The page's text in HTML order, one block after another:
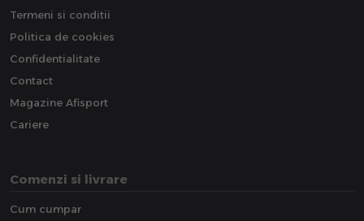
Termeni si conditii
Politica de cookies
Confidentialitate
Contact
Magazine Afisport
Cariere
Comenzi si livrare
Cum cumpar